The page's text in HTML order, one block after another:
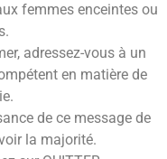
à doser
est conditionné
sécurité
et respecte les
Ce concentré
femmes enceintes ou
adressez-vous à un
en matière de
de ce message de
la majorité.